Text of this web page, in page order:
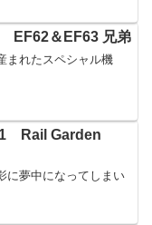
EF62＆EF63 兄弟
まれたスペシャル機
Rail Garden
に夢中になってしまい